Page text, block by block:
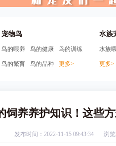
宠物鸟
鸟的喂养 鸟的健康 鸟的训练
鸟的繁育 鸟的品种 更多>
水族
水族
更多>
饲养养护知识！这些
发布时间：2022-11-15 09:43:34 浏览